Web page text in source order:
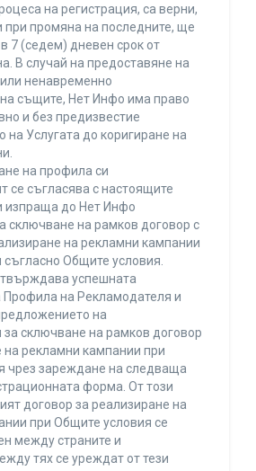
на регистрация, са верни,
при промяна на последните, ще
7 (седем) дневен срок от
В случай на предоставяне на
ненавременно
същите, Нет Инфо има право
и без предизвестие
на Услугата до коригиране на
на профила си
се съгласява с настоящите
изпраща до Нет Инфо
сключване на рамков договор с
на рекламни кампании
съгласно Общите условия.
успешната
Профила на Рекламодателя и
на
сключване на рамков договор
на рекламни кампании при
чрез зареждане на следваща
форма. От този
договор за реализиране на
при Общите условия се
между страните и
тях се уреждат от тези